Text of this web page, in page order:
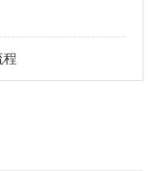
程